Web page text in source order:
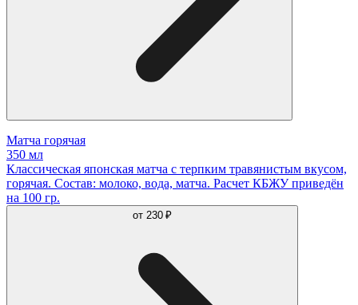
Матча горячая
350 мл
Классическая японская матча с терпким травянистым вкусом,
горячая. Состав: молоко, вода, матча. Расчет КБЖУ приведён
на 100 гр.
от 230 ₽